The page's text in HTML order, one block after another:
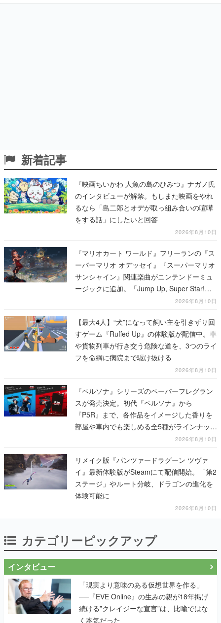
新着記事
『映画ちいかわ 人魚の島のひみつ』ナガノ氏
のインタビューが解禁。もしまた映画をやれ
るなら「島二郎とオデが取っ組み合いの喧嘩
をする話」にしたいと回答
2026年8月10日
『マリオカート ワールド』フリーランの『ス
ーパーマリオ オデッセイ』『スーパーマリオ
サンシャイン』関連楽曲がニンテンドーミュ
ージックに追加。「Jump Up, Super Star!」
「ドルピックタウン」など計14曲が配信
2026年8月10日
【最大4人】“犬”になって飼い主を引きずり回
すゲーム『Ruffed Up』の体験版が配信中。車
や貨物列車が行き交う危険な道を、3つのライ
フを命綱に病院まで駆け抜ける
2026年8月10日
『ペルソナ』シリーズのペーパーフレグラン
スが発売決定。初代『ペルソナ』から
『P5R』まで、各作品をイメージした香りを
部屋や車内でも楽しめる全5種がラインナッ
プ、予約受付は8月17日12時より開始2026年8月10日
リメイク版『パンツァードラグーン ツヴァ
イ』最新体験版がSteamにて配信開始。「第2
ステージ」やルート分岐、ドラゴンの進化を
体験可能に
2026年8月10日
カテゴリーピックアップ
インタビュー
「現実より意味のある仮想世界を作る」
──『EVE Online』の生みの親が18年掲げ
続ける”クレイジーな宣言”は、比喩ではな
く本気だった